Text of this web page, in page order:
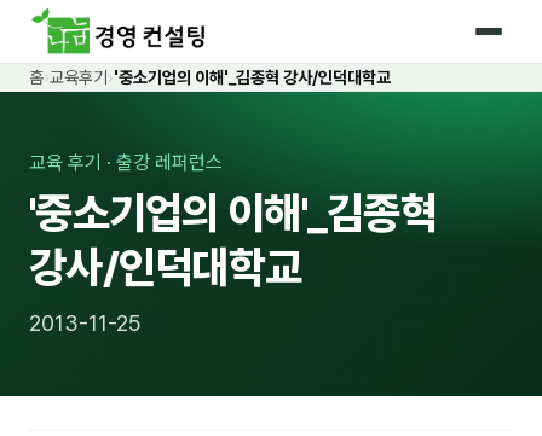
홈
커리큘럼
🛡️ 법정 의무교육 4종
🤖 AI · IT 교육
홈›교육후기 ›'중소기업의 이해'_김종혁 강사/인덕대학교
교육 후기 · 출강 레퍼런스
'중소기업의 이해'_김종혁
강사/인덕대학교
2013-11-25